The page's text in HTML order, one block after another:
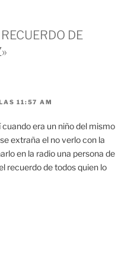
DE
11:57 AM
cuando era un niño del mismo
extraña el no verlo con la
en la radio una persona de
recuerdo de todos quien lo